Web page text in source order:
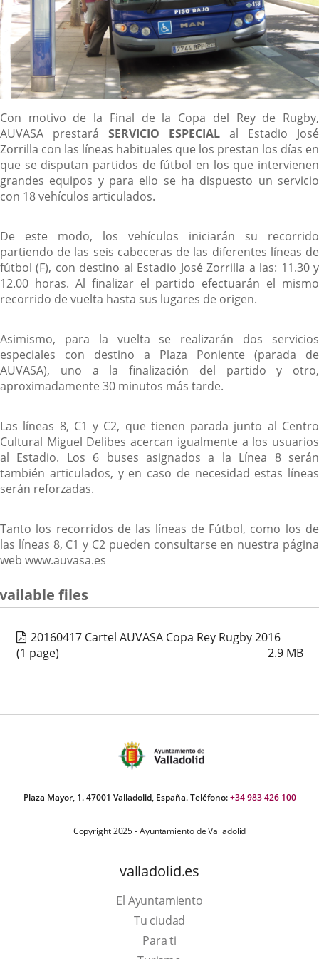
Descripción
Con motivo de la Final de la Copa del Rey de Rugby,
AUVASA prestará SERVICIO ESPECIAL al Estadio José
Zorrilla con las líneas habituales que los prestan los días en
que se disputan partidos de fútbol en los que intervienen
grandes equipos y para ello se ha dispuesto un servicio
con 18 vehículos articulados.
De este modo, los vehículos iniciarán su recorrido
partiendo de las seis cabeceras de las diferentes líneas de
fútbol (F), con destino al Estadio José Zorrilla a las: 11.30 y
12.00 horas. Al finalizar el partido efectuarán el mismo
recorrido de vuelta hasta sus lugares de origen.
Asimismo, para la vuelta se realizarán dos servicios
especiales con destino a Plaza Poniente (parada de
AUVASA), uno a la finalización del partido y otro,
aproximadamente 30 minutos más tarde.
Las líneas 8, C1 y C2, que tienen parada junto al Centro
Cultural Miguel Delibes acercan igualmente a los usuarios
al Estadio. Los 6 buses asignados a la Línea 8 serán
también articulados, y en caso de necesidad estas líneas
serán reforzadas.
Tanto los recorridos de las líneas de Fútbol, como los de
las líneas 8, C1 y C2 pueden consultarse en nuestra página
web www.auvasa.es
files
20160417 Cartel AUVASA Copa Rey Rugby 2016
2.9 MB
(1 page)
Plaza Mayor, 1. 47001 Valladolid, España. Teléfono:+34 983 426 100
Copyright 2025 - Ayuntamiento de Valladolid
valladolid.es
El Ayuntamiento
Tu ciudad
Para ti